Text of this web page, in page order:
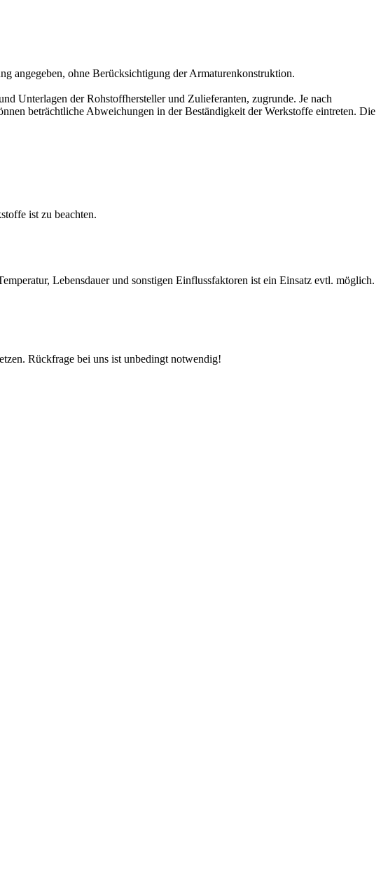
angegeben, ohne Berücksichtigung der Armaturenkonstruktion.
Unterlagen der Rohstoffhersteller und Zulieferanten, zugrunde. Je nach
beträchtliche Abweichungen in der Beständigkeit der Werkstoffe eintreten. Die
ist zu beachten.
Lebensdauer und sonstigen Einflussfaktoren ist ein Einsatz evtl. möglich.
Rückfrage bei uns ist unbedingt notwendig!